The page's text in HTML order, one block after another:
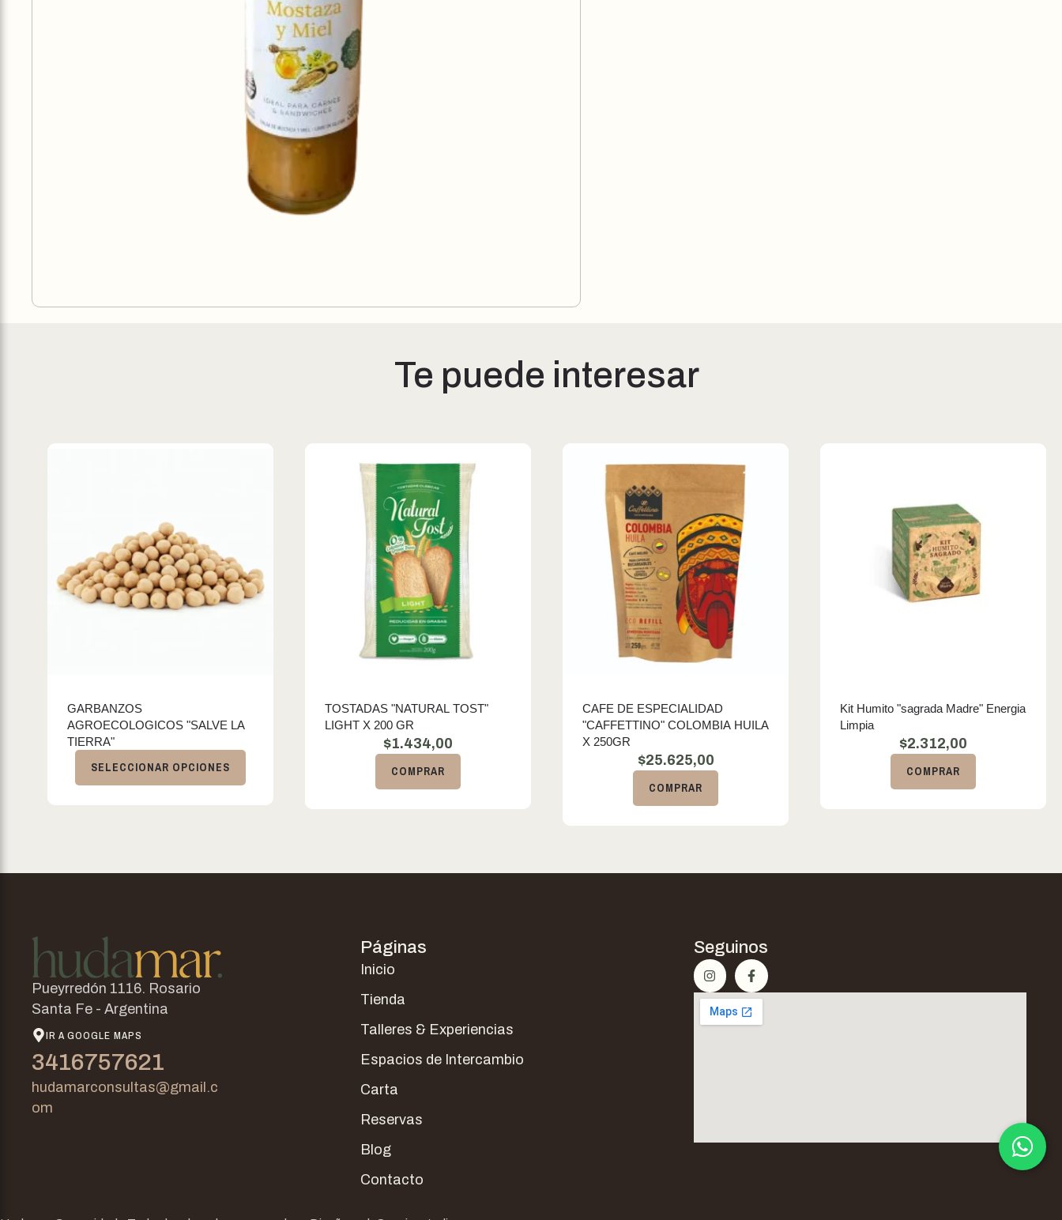
Te puede interesar
GARBANZOS
AGROECOLOGICOS "SALVE LA
TIERRA"
SELECCIONAR OPCIONES
TOSTADAS "NATURAL TOST"
LIGHT X 200 GR
$1.434,00
COMPRAR
CAFE DE ESPECIALIDAD
"CAFFETTINO" COLOMBIA HUILA
X 250GR
$25.625,00
COMPRAR
Kit Humito "sagrada Madre" Energia
Limpia
$2.312,00
COMPRAR
Pueyrredón 1116. Rosario
Santa Fe - Argentina
IR A GOOGLE MAPS
3416757621
hudamarconsultas@gmail.c
om
Páginas
Inicio
Tienda
Talleres & Experiencias
Espacios de Intercambio
Carta
Reservas
Blog
Contacto
Seguinos